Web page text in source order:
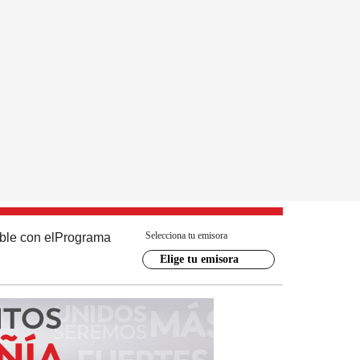
con el Programa Selecciona tu emisora
Elige tu emisora